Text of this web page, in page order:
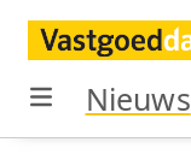
Nieuws